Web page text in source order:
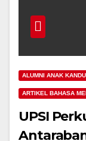
ALUMNI ANAK
ARTIKEL BAHASA
UPSI